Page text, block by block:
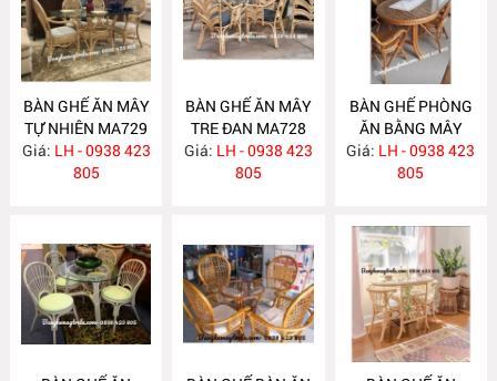
BÀN GHẾ ĂN MÂY
TỰ NHIÊN MA729
Giá: LH - 0938 423
805
BÀN GHẾ ĂN MÂY
TRE ĐAN MA728
Giá: LH - 0938 423
805
BÀN GHẾ PHÒNG
ĂN BẰNG MÂY
MA727
Giá: LH - 0938 423
805